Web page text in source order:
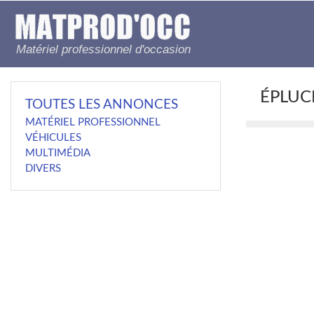
Matériel professionnel d'occasion
TOUTES LES ANNONCES
MATÉRIEL PROFESSIONNEL
VÉHICULES
MULTIMÉDIA
DIVERS